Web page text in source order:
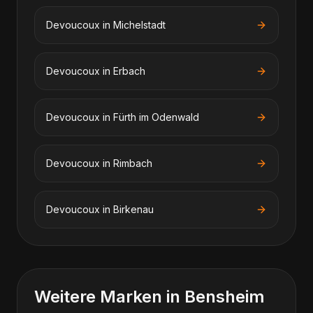
Devoucoux in Michelstadt
Devoucoux in Erbach
Devoucoux in Fürth im Odenwald
Devoucoux in Rimbach
Devoucoux in Birkenau
Weitere Marken in Bensheim